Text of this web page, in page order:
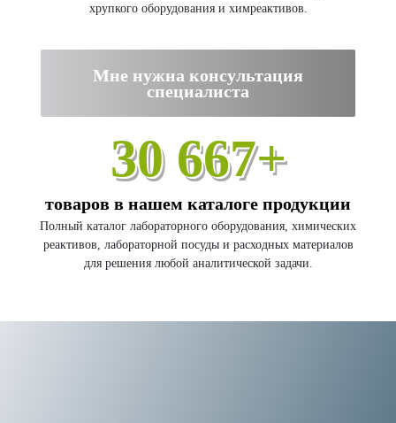
хрупкого оборудования и химреактивов.
Мне нужна консультация
специалиста
30 667+
товаров в нашем каталоге продукции
Полный каталог лабораторного оборудования, химических
реактивов, лабораторной посуды и расходных материалов
для решения любой аналитической задачи.